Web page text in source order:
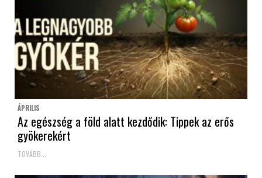
ÁPRILIS
Az egészség a föld alatt kezdődik: Tippek az erős
gyökerekért
TOVÁBB...